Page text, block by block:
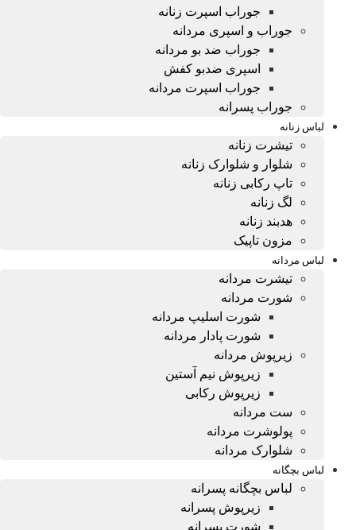
جوراب اسپرت زنانه
جوراب و اسپری مردانه
جوراب ضد بو مردانه
اسپری ضدبو کفش
جوراب اسپرت مردانه
جوراب پسرانه
لباس زنانه
تیشرت زنانه
شلوار و شلوارک زنانه
تاپ رکابی زنانه
لگ زنانه
هدبند زنانه
مزون تاپیک
لباس مردانه
تیشرت مردانه
شورت مردانه
شورت اسلیپ مردانه
شورت پادار مردانه
زیرپوش مردانه
زیرپوش نیم آستین
زیرپوش رکابی
ست مردانه
پولوشرت مردانه
شلوارک مردانه
لباس بچگانه
لباس بچگانه پسرانه
زیرپوش پسرانه
شورت پسرانه